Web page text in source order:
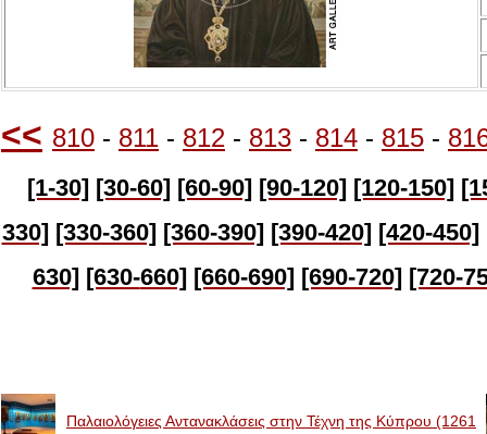
<< 810 - 811 - 812 - 813 - 814 - 815 -
[1-30] [30-60] [60-90] [90-120] [120-150]
330] [330-360] [360-390] [390-420] [420-450]
630] [630-660] [660-690] [690-720] [720-
Παλαιολόγειες Αντανακλάσεις στην Τέχνη της Κύπρου (1261